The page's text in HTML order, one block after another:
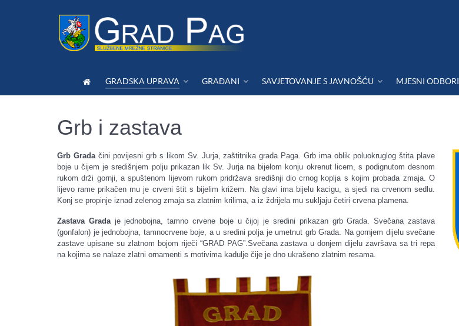
GRADSKA UPRAVA GRAĐANI SAVJETOVANJE S JAVNOŠĆU MJESNI ODBORI
Grb i zastava
Grb Gradačini povijesni grb s likom Sv. Jurja, zaštitnika grada Paga. Grb ima oblik poluokruglog štita plave
boje u čijem je središnjem polju prikazan lik Sv. Jurja na bijelom konju okrenut licem, s podignutom desnom
rukom drži gornji, a spuštenom lijevom rukom pridržava središnji dio crnog koplja s kojim probada zmaja. O
lijevo rame prikačen mu je crveni štit s bijelim križem. Na glavi ima bijelu kacigu, a sjedi na crvenom sedlu.
Konj se propinje iznad zelenog zmaja sa zlatnim krilima, a iz ždrijela mu sukljaju četiri crvena plamena.
Zastava Gradaje jednobojna, tamno crvene boje u čijoj je sredini prikazan grb Grada. Svečana zastava
(gonfalon) je jednobojna, tamnocrvene boje, a u sredini polja je umetnut grb Grada. Na gornjem dijelu svečane
zastave upisane su zlatnom bojom riječi “GRAD PAG”.Svečana zastava u donjem dijelu završava sa tri repa
na kojima se nalaze zlatni ornamenti s motivima kadulje čije je dno ukrašeno zlatnim resama.